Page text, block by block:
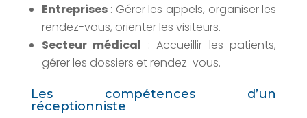
Entreprises: Gérer les appels, organiser les
rendez-vous, orienter les visiteurs.
Secteur médical : Accueillir les patients,
gérer les dossiers et rendez-vous.
Les compétences d’un
réceptionniste